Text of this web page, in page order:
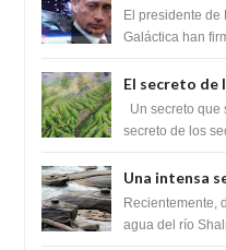
Federación
tratado para
El presidente de
Galáctica han
El secreto de
cambiaría
humanidad
Un secreto
secreto de los
Una intensa
Lingas
Recientemente,
agua del río